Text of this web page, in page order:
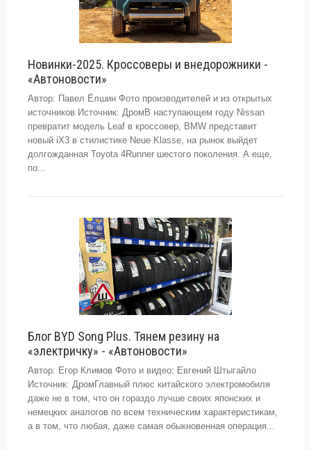
Новинки-2025. Кроссоверы и внедорожники -
«Автоновости»
Автор: Павел Ёлшин Фото производителей и из открытых
источников Источник: ДромВ наступающем году Nissan
превратит модель Leaf в кроссовер, BMW представит
новый iX3 в стилистике Neue Klasse, на рынок выйдет
долгожданная Toyota 4Runner шестого поколения. А еще,
по...
Блог BYD Song Plus. Тянем резину на
«электричку» - «Автоновости»
Автор: Егор Климов Фото и видео: Евгений Штыгайло
Источник: ДромГлавный плюс китайского электромобиля
даже не в том, что он гораздо лучше своих японских и
немецких аналогов по всем техническим характеристикам,
а в том, что любая, даже самая обыкновенная операция...